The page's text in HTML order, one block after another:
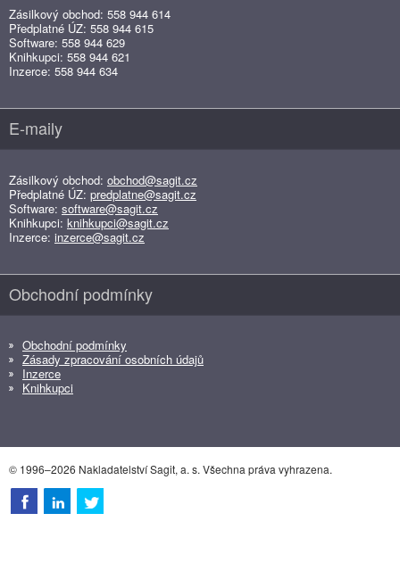
Zásilkový obchod: 558 944 614
Předplatné ÚZ: 558 944 615
Software: 558 944 629
Knihkupci: 558 944 621
Inzerce: 558 944 634
E-maily
Zásilkový obchod: obchod@sagit.cz
Předplatné ÚZ: predplatne@sagit.cz
Software: software@sagit.cz
Knihkupci: knihkupci@sagit.cz
Inzerce: inzerce@sagit.cz
Obchodní podmínky
Obchodní podmínky
Zásady zpracování osobních údajů
Inzerce
Knihkupci
© 1996–2026 Nakladatelství Sagit, a. s. Všechna práva vyhrazena.